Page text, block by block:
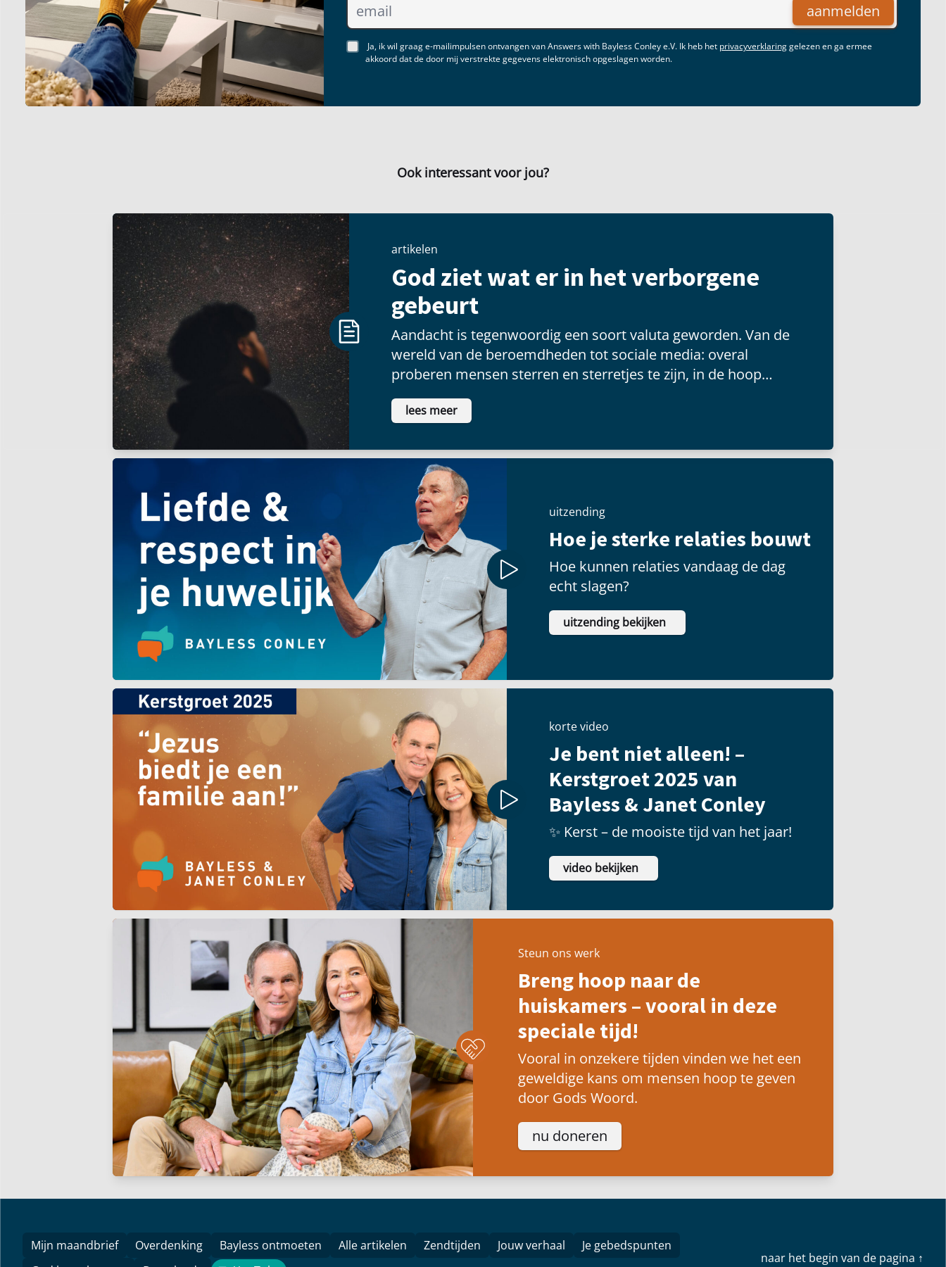
aanmelden
Ja, ik wil graag e-mailimpulsen ontvangen van Answers with Bayless Conley e.V. Ik heb het privacyverklaringgelezen en ga ermee
akkoord dat de door mij verstrekte gegevens elektronisch opgeslagen worden.
Ook interessant voor jou?
artikelen
God ziet wat er in het verborgene
gebeurt
Aandacht is tegenwoordig een soort valuta geworden. Van de
wereld van de beroemdheden tot sociale media: overal
proberen mensen sterren en sterretjes te zijn, in de hoop
voldoening te vinden als ze voor een groot publiek kunnen
schitteren.
lees meer
uitzending
Hoe je sterke relaties bouwt
Hoe kunnen relaties vandaag de dag
echt slagen?
uitzending bekijken
korte video
Je bent niet alleen! –
Kerstgroet 2025 van
Bayless & Janet Conley
✨ Kerst – de mooiste tijd van het jaar!
video bekijken
Steun ons werk
Breng hoop naar de
huiskamers – vooral in deze
speciale tijd!
Vooral in onzekere tijden vinden we het een
geweldige kans om mensen hoop te geven
door Gods Woord.
nu doneren
Mijn maandbrief Overdenking Bayless ontmoeten Alle artikelen Zendtijden Jouw verhaal
Je gebedspunten
naar het begin van de pagina ↑